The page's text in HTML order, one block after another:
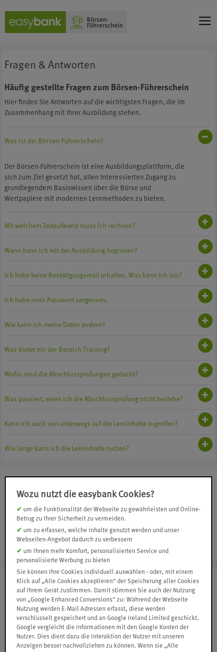
Fragen & Antworten
Häufig gestellte Fragen zum Börsen-Führerschein
Hier finden Sie Antworten auf die wichtigsten Fragen, die im
Zusammenhang mit Ihrer Ausbildung stehen.
Was ist der Börsen-Führerschein?
Der Börsen-Führerschein ist eine Ausbildungsplattform, die
sich zum Ziel gesetzt hat, allen Interessierten Zugang zu
grundlegendem Basiswissen über die Börse und
Wertpapiere mit modernen Lernmethoden zu bieten.
Mit welchem Zeitaufwand muss ich rechnen?
Wann kann ich mit der Ausbildung beginnen?
Ich habe keine Bestätigungsmail erhalten. Was kann ich tun?
Ich habe mein Passwort vergessen.
Wie kann ich meine Daten ändern?
Was bietet mir der Bereich Training?
Wofür sind die Abschlussprüfungen gedacht?
Was passiert, wenn ich die Abschlussprüfung nicht bestehe?
Kann ich auch von unterwegs auf die Lerninhalte zugreifen?
Wie lange kann ich die Lerninhalte nutzen?
Sie wollen noch mehr Wissen?
Besuchen Sie die kostenlosen Webinare unserer Akademie und
machen Sie sich schlau mit aktuellen Expertenkommentaren von
Börsenprofis.
Zur Akademie
Jetzt Depot eröffnen!
Eröffnen Sie jetzt ein Wertpapier-Depot, unter anderem mit
regelmäßigen Free Trade-Aktionen unserer Starpartner, oder
starten Sie mit einem Sparplan.
Jetzt Depot eröffnen
Wozu nutzt die easybank Cookies?
um die Funktionalität der Webseite zu gewährleisten und Online-
Betrug zu Ihrer Sicherheit zu vermeiden.
um zu erfassen, welche Inhalte genutzt werden und unser
Webseiten-Angebot dadurch zu verbessern
um Ihnen mehr Komfort, personalisierten Service und
personalisierte Werbung zu bieten
Sie können Ihre Cookies individuell auswählen - oder, mit einem
Klick auf „Alle Cookies akzeptieren“ der Speicherung aller Cookies
auf Ihrem Gerät zustimmen. Damit stimmen Sie auch der Nutzung
von „Google Enhanced Conversions“ zu: Während der Webseite
Nutzung werden E-Mail Adressen erfasst, diese werden
verschlüsselt gespeichert und an Google Ireland Limited geschickt.
Google vergleicht die Informationen mit den Google Konten der
Nutzer. Dies dient dazu die Interaktion der Nutzer mit unseren
Anzeigen besser nachvollziehen zu können. Wenn sie „Alle